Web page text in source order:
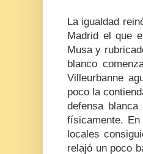
La igualdad
Madrid el que
Musa y
blanco
Villeurbanne
poco la
defensa
físicamente.
locales
relajó un poco